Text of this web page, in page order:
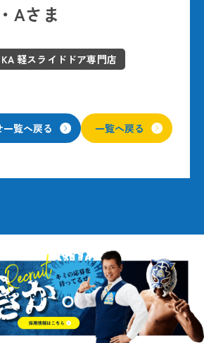
Aさま
軽スライドドア専門店
覧へ戻る 一覧へ戻る